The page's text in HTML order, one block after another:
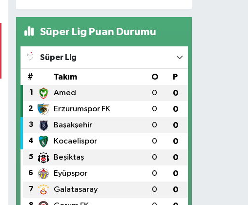
Süper Lig Puan Durumu
Süper Lig
# Takım O P
1 Amed 0 0
2 Erzurumspor FK 0 0
3 Başakşehir 0 0
4 Kocaelispor 0 0
5 Beşiktaş 0 0
6 Eyüpspor 0 0
7 Galatasaray 0 0